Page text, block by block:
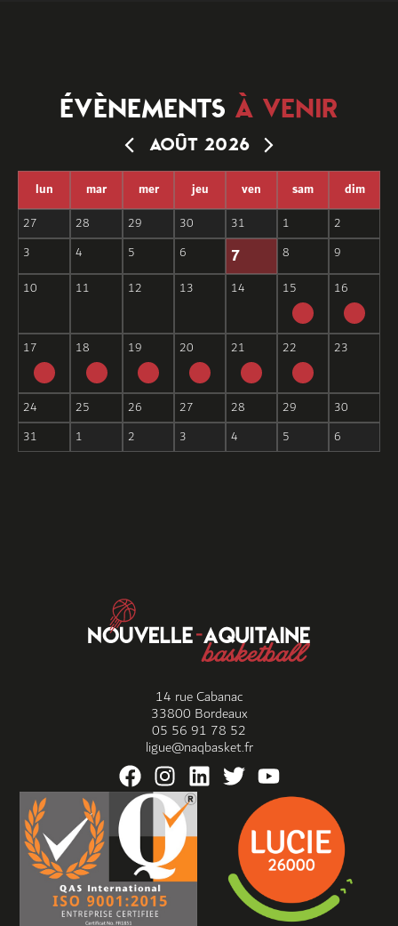
ÉVÈNEMENTS À VENIR
AOÛT 2026
lun mar mer jeu ven sam dim
27 28 29 30 31 1
2
3
4 5 6 7 8
9
10
11 12 13 14 15 16
17 18 19 20 21 22 23
24 25 26 27 28 29
30
31
1 2 3 4 5 6
14 rue Cabanac
33800 Bordeaux
05 56 91 78 52
ligue@naqbasket.fr